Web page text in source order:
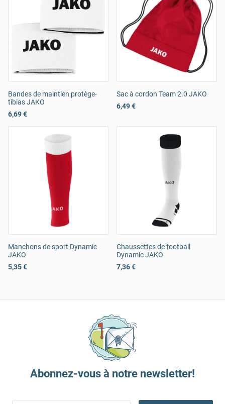
Bandes de maintien protège-
tibias JAKO
6,69 €
Sac à cordon Team 2.0 JAKO
6,49 €
Manchons de sport Dynamic
JAKO
5,35 €
Chaussettes de football
Dynamic JAKO
7,36 €
Abonnez-vous à notre newsletter!